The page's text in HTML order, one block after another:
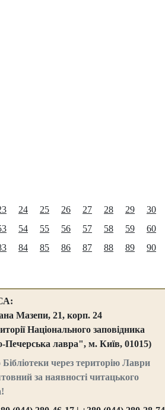
24 25 26 27 28 29
30
54 55 56 57 58 59
60
84 85 86 87 88 89
90
Мазепи, 21, корп. 24
Національного заповідника
Печерська лавра", м. Київ, 01015)
Бібліотеки через територію Лаври
за наявності читацького